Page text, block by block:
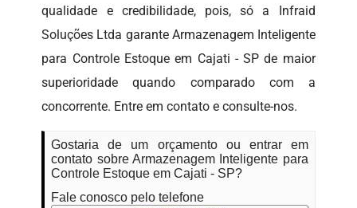
qualidade e credibilidade, pois, só a Infraid
Soluções Ltda garante Armazenagem Inteligente
para Controle Estoque em Cajati - SP de maior
superioridade quando comparado com a
concorrente. Entre em contato e consulte-nos.
Gostaria de um orçamento ou entrar em
contato sobre Armazenagem Inteligente para
Controle Estoque em Cajati - SP?
Fale conosco pelo telefone